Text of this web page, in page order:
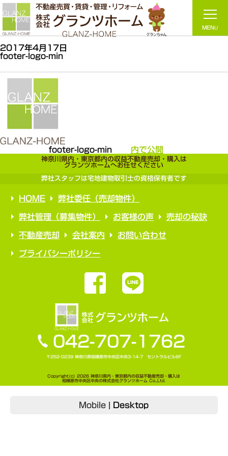
2017年4月17日
footer-logo-min
footer-logo-min 内で公開
神奈川県内・東京都内の収益不動産売却・購入は
グランツホームへお任せください
弊社スタッフは宅地建物取引士の資格保有者です
HOME 弊社委任（売却物件）
弊社管理（募集物件） お客様の声 売却の秘訣
不動産売却 会社案内 お問い合わせ
プライバシーポリシー
042-707-1762
〒252-0239 神奈川県相模原市中央区中央3-14-7 セントラルビル6F
Copyright(c) 2026 神奈川県内・東京都内の収益不動産売却・購入は
相模原市中央区中央の株式会社グランツホーム Co.,Ltd.
Mobile Desktop